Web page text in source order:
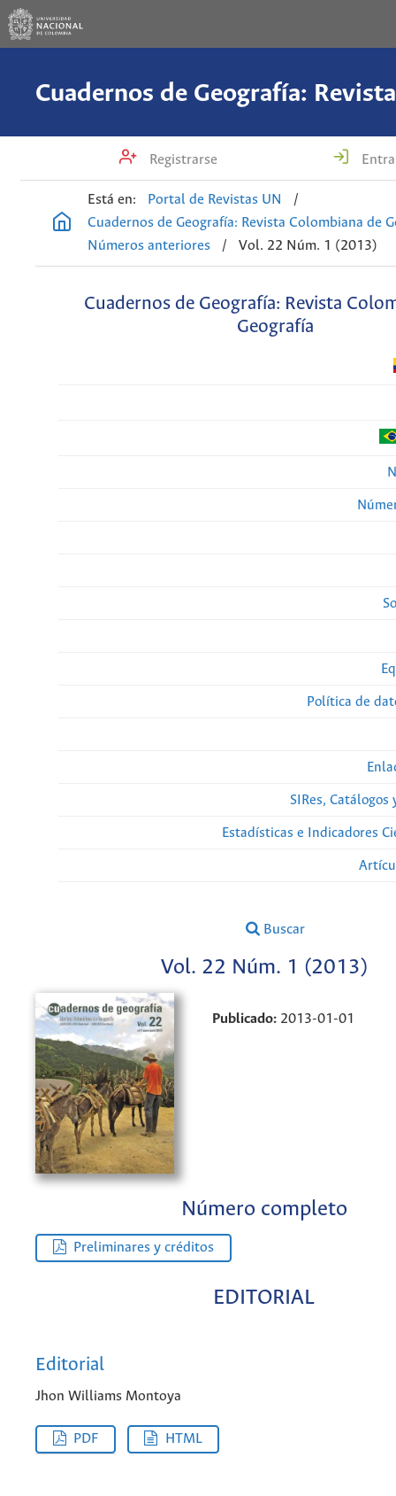
Registrarse
Está en: Portal de Revistas UN
/
Cuadernos de Geografía: Revista Colombiana de
Números anteriores
/ Vol. 22 Núm. 1 (2013)
Cuadernos de Geografía: Revista
Geografía
Política de
SIRes, Catálogos
Estadísticas e Indicadores
Buscar
Vol. 22 Núm. 1 (2013)
Publicado: 2013-01-01
Número completo
Preliminares y créditos
EDITORIAL
Editorial
Jhon Williams Montoya
PDF HTML